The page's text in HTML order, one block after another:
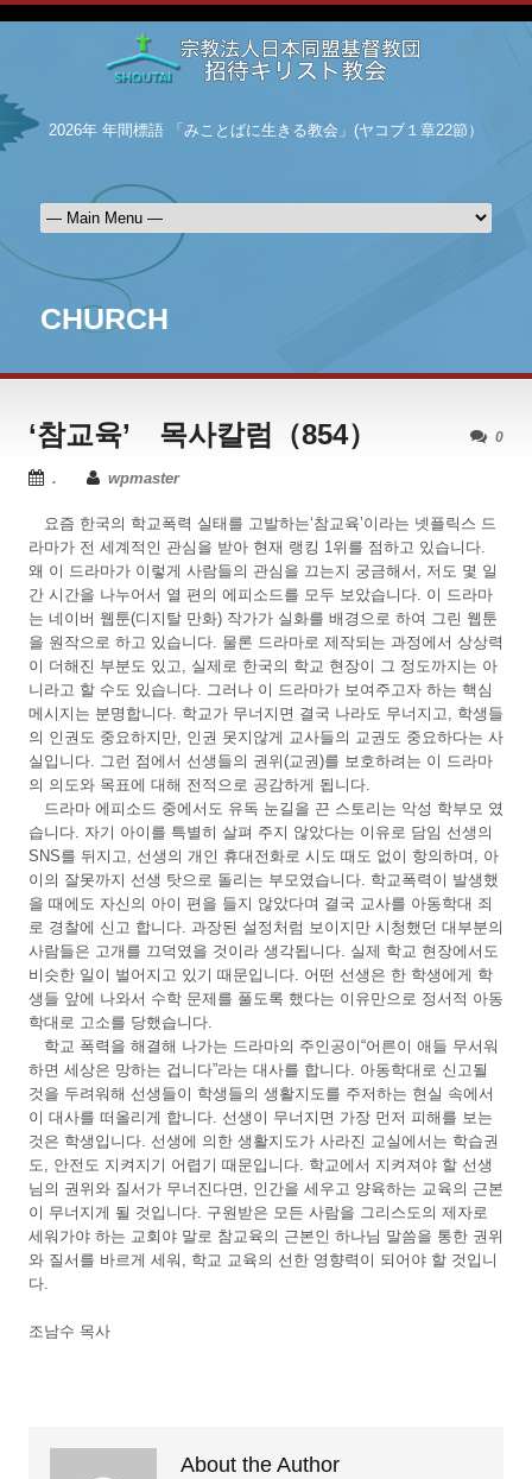
2026年 年間標語 「みことばに生きる教会」(ヤコブ１章22節）
CHURCH
0
‘참교육’ 목사칼럼（854）
. wpmaster
요즘 한국의 학교폭력 실태를 고발하는‘참교육’이라는 넷플릭스 드
라마가 전 세계적인 관심을 받아 현재 랭킹 1위를 점하고 있습니다.
왜 이 드라마가 이렇게 사람들의 관심을 끄는지 궁금해서, 저도 몇 일
간 시간을 나누어서 열 편의 에피소드를 모두 보았습니다. 이 드라마
는 네이버 웹툰(디지탈 만화) 작가가 실화를 배경으로 하여 그린 웹툰
을 원작으로 하고 있습니다. 물론 드라마로 제작되는 과정에서 상상력
이 더해진 부분도 있고, 실제로 한국의 학교 현장이 그 정도까지는 아
니라고 할 수도 있습니다. 그러나 이 드라마가 보여주고자 하는 핵심
메시지는 분명합니다. 학교가 무너지면 결국 나라도 무너지고, 학생들
의 인권도 중요하지만, 인권 못지않게 교사들의 교권도 중요하다는 사
실입니다. 그런 점에서 선생들의 권위(교권)를 보호하려는 이 드라마
의 의도와 목표에 대해 전적으로 공감하게 됩니다.
드라마 에피소드 중에서도 유독 눈길을 끈 스토리는 악성 학부모 였
습니다. 자기 아이를 특별히 살펴 주지 않았다는 이유로 담임 선생의
SNS를 뒤지고, 선생의 개인 휴대전화로 시도 때도 없이 항의하며, 아
이의 잘못까지 선생 탓으로 돌리는 부모였습니다. 학교폭력이 발생했
을 때에도 자신의 아이 편을 들지 않았다며 결국 교사를 아동학대 죄
로 경찰에 신고 합니다. 과장된 설정처럼 보이지만 시청했던 대부분의
사람들은 고개를 끄덕였을 것이라 생각됩니다. 실제 학교 현장에서도
비슷한 일이 벌어지고 있기 때문입니다. 어떤 선생은 한 학생에게 학
생들 앞에 나와서 수학 문제를 풀도록 했다는 이유만으로 정서적 아동
학대로 고소를 당했습니다.
학교 폭력을 해결해 나가는 드라마의 주인공이“어른이 애들 무서워
하면 세상은 망하는 겁니다”라는 대사를 합니다. 아동학대로 신고될
것을 두려워해 선생들이 학생들의 생활지도를 주저하는 현실 속에서
이 대사를 떠올리게 합니다. 선생이 무너지면 가장 먼저 피해를 보는
것은 학생입니다. 선생에 의한 생활지도가 사라진 교실에서는 학습권
도, 안전도 지켜지기 어렵기 때문입니다. 학교에서 지켜져야 할 선생
님의 권위와 질서가 무너진다면, 인간을 세우고 양육하는 교육의 근본
이 무너지게 될 것입니다. 구원받은 모든 사람을 그리스도의 제자로
세워가야 하는 교회야 말로 참교육의 근본인 하나님 말씀을 통한 권위
와 질서를 바르게 세워, 학교 교육의 선한 영향력이 되어야 할 것입니
다.
조남수 목사
About the Author